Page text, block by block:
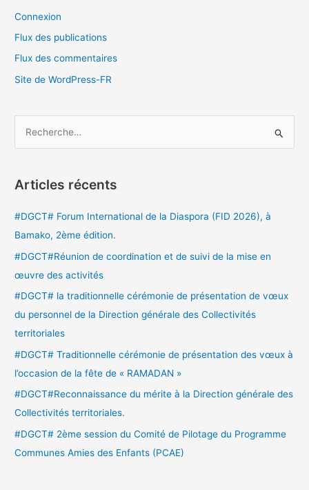
Connexion
Flux des publications
Flux des commentaires
Site de WordPress-FR
h
r
:
Articles récents
#DGCT# Forum International de la Diaspora (FID 2026), à
Bamako, 2ème édition.
#DGCT#Réunion de coordination et de suivi de la mise en
œuvre des activités
#DGCT# la traditionnelle cérémonie de présentation de vœux
du personnel de la Direction générale des Collectivités
territoriales
#DGCT# Traditionnelle cérémonie de présentation des vœux à
l’occasion de la fête de « RAMADAN »
#DGCT#Reconnaissance du mérite à la Direction générale des
Collectivités territoriales.
#DGCT# 2ème session du Comité de Pilotage du Programme
Communes Amies des Enfants (PCAE)